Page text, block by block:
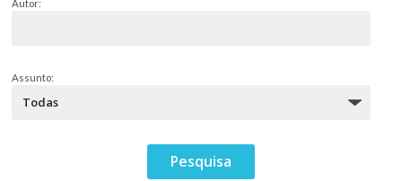
Autor:
Assunto: